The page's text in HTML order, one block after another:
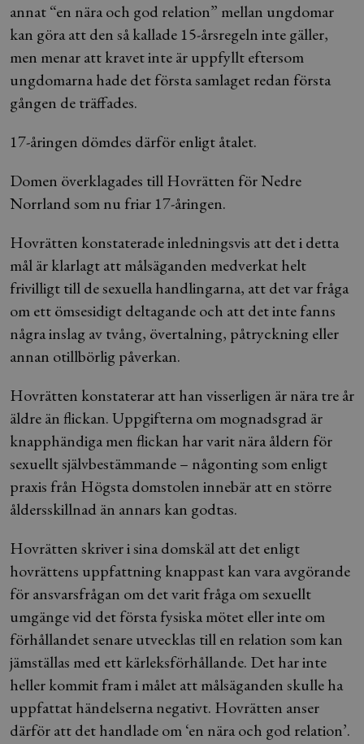
annat “en nära och god relation” mellan ungdomar
kan göra att den så kallade 15-årsregeln inte gäller,
men menar att kravet inte är uppfyllt eftersom
ungdomarna hade det första samlaget redan första
gången de träffades.
17-åringen dömdes därför enligt åtalet.
Domen överklagades till Hovrätten för Nedre
Norrland som nu friar 17-åringen.
Hovrätten konstaterade inledningsvis att det i detta
mål är klarlagt att målsäganden medverkat helt
frivilligt till de sexuella handlingarna, att det var fråga
om ett ömsesidigt deltagande och att det inte fanns
några inslag av tvång, övertalning, påtryckning eller
annan otillbörlig påverkan.
Hovrätten konstaterar att han visserligen är nära tre år
äldre än flickan. Uppgifterna om mognadsgrad är
knapphändiga men flickan har varit nära åldern för
sexuellt självbestämmande – någonting som enligt
praxis från Högsta domstolen innebär att en större
åldersskillnad än annars kan godtas.
Hovrätten skriver i sina domskäl att det enligt
hovrättens uppfattning knappast kan vara avgörande
för ansvarsfrågan om det varit fråga om sexuellt
umgänge vid det första fysiska mötet eller inte om
förhållandet senare utvecklas till en relation som kan
jämställas med ett kärleksförhållande. Det har inte
heller kommit fram i målet att målsäganden skulle ha
uppfattat händelserna negativt. Hovrätten anser
därför att det handlade om ‘en nära och god relation’.